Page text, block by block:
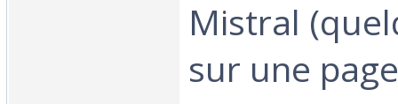
Mistral
sur une